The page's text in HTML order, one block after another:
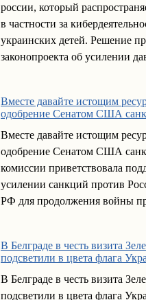
россии, который
в частности за
украинских детей. Решение
законопроекта об усилении
Вместе давайте истощим
одобрение Сенатом США
Вместе давайте истощим
одобрение Сенатом США
комиссии приветствовала
усилении санкций против
РФ для продолжения войны
В Белграде в честь визита
подсветили в цвета флага
В Белграде в честь визита
подсветили в цвета флага